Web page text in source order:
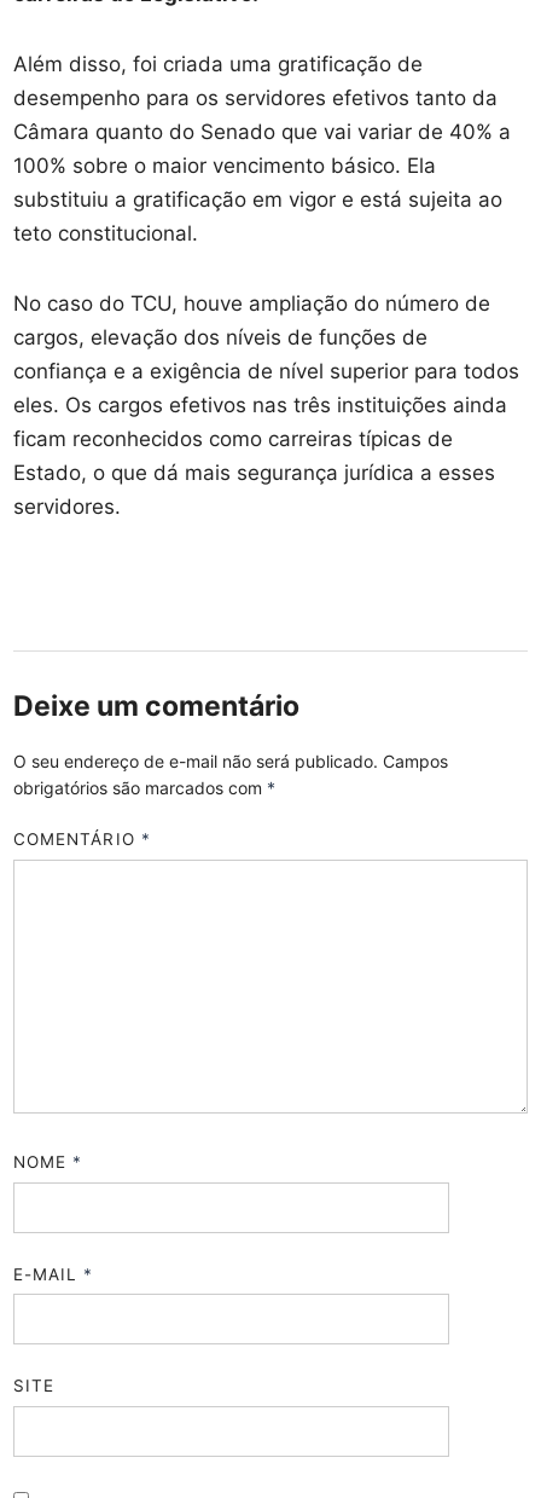
Além disso, foi criada uma gratificação de
desempenho para os servidores efetivos tanto da
Câmara quanto do Senado que vai variar de 40% a
100% sobre o maior vencimento básico. Ela
substituiu a gratificação em vigor e está sujeita ao
teto constitucional.
No caso do TCU, houve ampliação do número de
cargos, elevação dos níveis de funções de
confiança e a exigência de nível superior para todos
eles. Os cargos efetivos nas três instituições ainda
ficam reconhecidos como carreiras típicas de
Estado, o que dá mais segurança jurídica a esses
servidores.
Deixe um comentário
O seu endereço de e-mail não será publicado. Campos
obrigatórios são marcados com *
COMENTÁRIO *
NOME *
E-MAIL *
SITE